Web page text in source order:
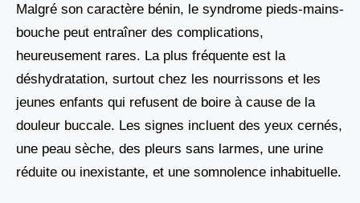
Malgré son caractère bénin, le syndrome pieds-mains-
bouche peut entraîner des complications,
heureusement rares. La plus fréquente est la
déshydratation, surtout chez les nourrissons et les
jeunes enfants qui refusent de boire à cause de la
douleur buccale. Les signes incluent des yeux cernés,
une peau sèche, des pleurs sans larmes, une urine
réduite ou inexistante, et une somnolence inhabituelle.